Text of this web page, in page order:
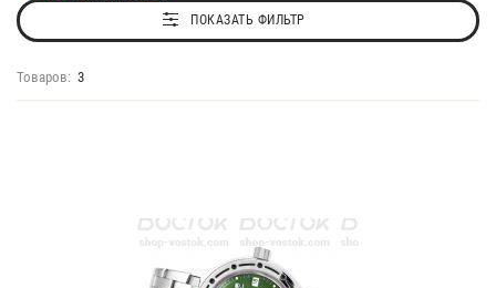
ПОКАЗАТЬ ФИЛЬТР
Товаров: 3